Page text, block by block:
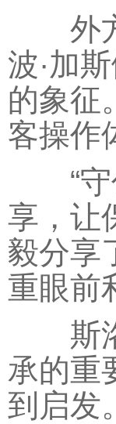
外方
波·加
的象征
客操作
“守
享，让
毅分享
重眼前
斯洛
承的重
到启发